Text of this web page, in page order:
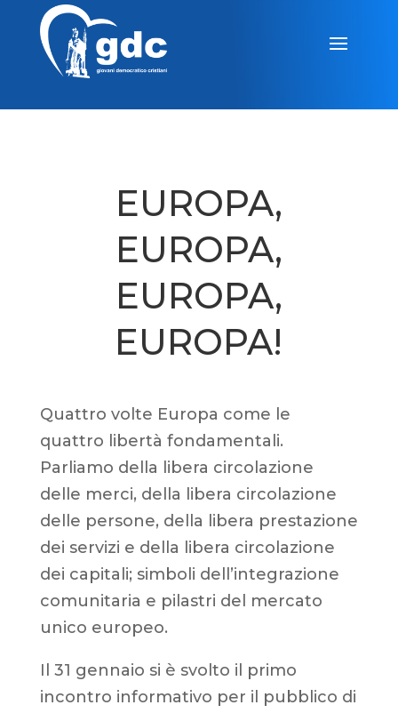
EUROPA,
EUROPA,
EUROPA,
EUROPA!
Quattro volte Europa come le
quattro libertà fondamentali.
Parliamo della libera circolazione
delle merci, della libera circolazione
delle persone, della libera prestazione
dei servizi e della libera circolazione
dei capitali; simboli dell’integrazione
comunitaria e pilastri del mercato
unico europeo.
Il 31 gennaio si è svolto il primo
incontro informativo per il pubblico di